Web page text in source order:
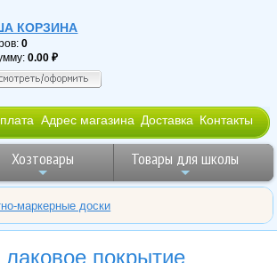
КОРЗИНА
0
0.00
Адрес магазина Доставка Контакты
Хозтовары Товары для школы
маркерные доски
покрытие